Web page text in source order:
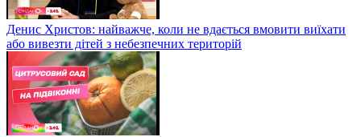
Денис Христов: найважче, коли не вдається вмовити виїхати
або вивезти дітей з небезпечних територій